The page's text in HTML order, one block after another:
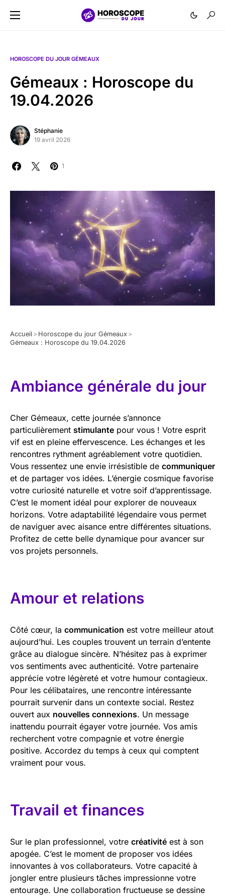
HOROSCOPE DU JOUR GÉMEAUX
Gémeaux : Horoscope du
19.04.2026
Stéphanie
19 avril 2026
1
Accueil > Horoscope du jour Gémeaux >
Gémeaux : Horoscope du 19.04.2026
Ambiance générale du jour
Cher Gémeaux, cette journée s’annonce
particulièrement stimulante pour vous ! Votre esprit
vif est en pleine effervescence. Les échanges et les
rencontres rythment agréablement votre quotidien.
Vous ressentez une envie irrésistible de communiquer
et de partager vos idées. L’énergie cosmique favorise
votre curiosité naturelle et votre soif d’apprentissage.
C’est le moment idéal pour explorer de nouveaux
horizons. Votre adaptabilité légendaire vous permet
de naviguer avec aisance entre différentes situations.
Profitez de cette belle dynamique pour avancer sur
vos projets personnels.
Amour et relations
Côté cœur, la communication est votre meilleur atout
aujourd’hui. Les couples trouvent un terrain d’entente
grâce au dialogue sincère. N’hésitez pas à exprimer
vos sentiments avec authenticité. Votre partenaire
apprécie votre légèreté et votre humour contagieux.
Pour les célibataires, une rencontre intéressante
pourrait survenir dans un contexte social. Restez
ouvert aux nouvelles connexions. Un message
inattendu pourrait égayer votre journée. Vos amis
recherchent votre compagnie et votre énergie
positive. Accordez du temps à ceux qui comptent
vraiment pour vous.
Travail et finances
Sur le plan professionnel, votre créativité est à son
apogée. C’est le moment de proposer vos idées
innovantes à vos collaborateurs. Votre capacité à
jongler entre plusieurs tâches impressionne votre
entourage. Une collaboration fructueuse se dessine